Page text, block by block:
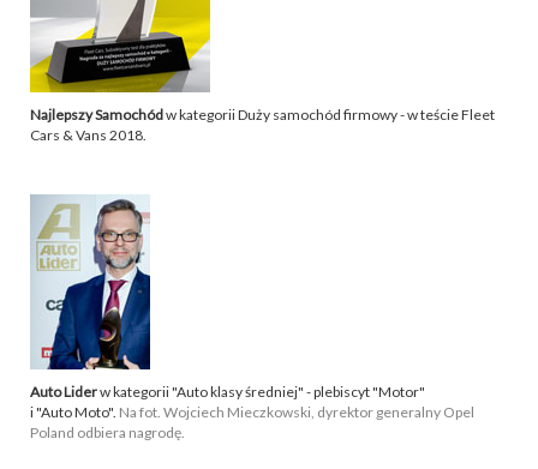
Najlepszy Samochódw kategorii Duży samochód firmowy - w teście Fleet
Cars & Vans 2018.
Auto Liderw kategorii "Auto klasy średniej" - plebiscyt "Motor"
i "Auto Moto". Na fot. Wojciech Mieczkowski, dyrektor generalny Opel
Poland odbiera nagrodę.